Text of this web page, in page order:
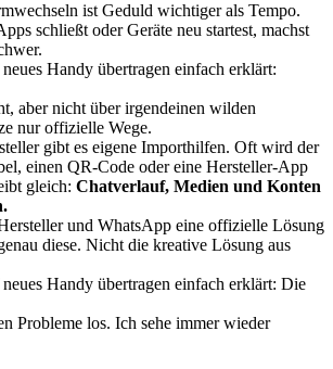
ist Geduld wichtiger als Tempo.
schließt oder Geräte neu startest, machst
Handy übertragen einfach erklärt:
aber nicht über irgendeinen wilden
nur offizielle Wege.
gibt es eigene Importhilfen. Oft wird der
einen QR-Code oder eine Hersteller-App
gleich: Chatverlauf, Medien und Konten
und WhatsApp eine offizielle Lösung
diese. Nicht die kreative Lösung aus
Handy übertragen einfach erklärt: Die
Probleme los. Ich sehe immer wieder